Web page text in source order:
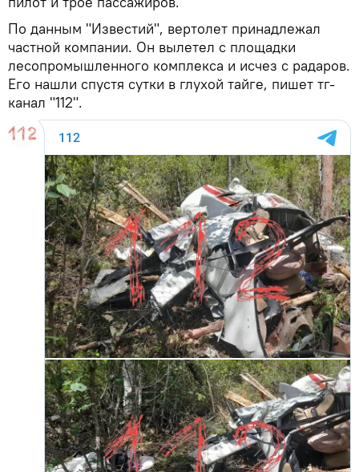
По данным "Известий", вертолет принадлежал
частной компании. Он вылетел с площадки
лесопромышленного комплекса и исчез с радаров.
Его нашли спустя сутки в глухой тайге, пишет тг-
канал "112".